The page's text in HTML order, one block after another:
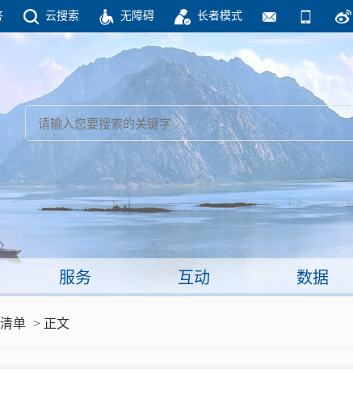
云搜索 无障碍 长者模式
治 公开公平 友善和谐
新闻
国务院要闻
部门信息 镇街信息
视频新闻 临沂日报·莒南新
闻
服务 互动 数据
单 > 正文